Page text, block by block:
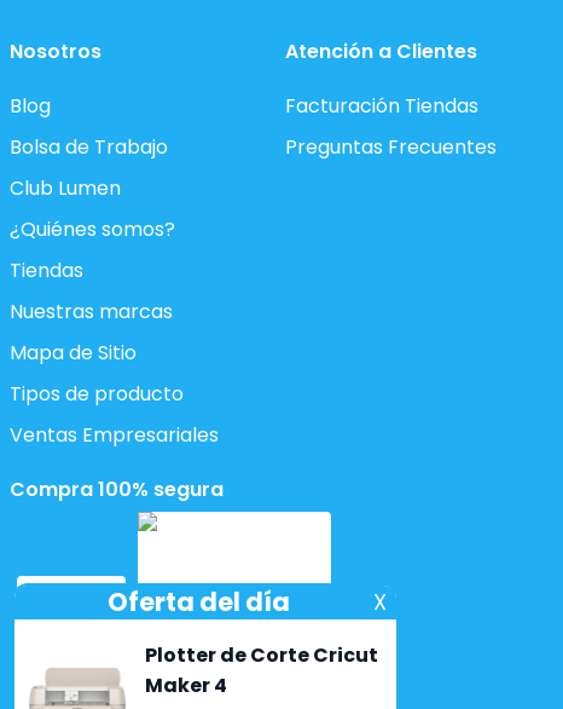
Nosotros
Blog
Bolsa de Trabajo
Club Lumen
¿Quiénes somos?
Tiendas
Nuestras marcas
Mapa de Sitio
Tipos de producto
Ventas Empresariales
Atención a Clientes
Facturación Tiendas
Preguntas Frecuentes
Compra 100% segura